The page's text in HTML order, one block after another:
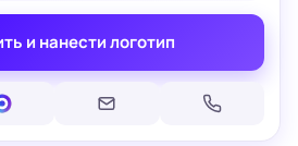
и нанести логотип